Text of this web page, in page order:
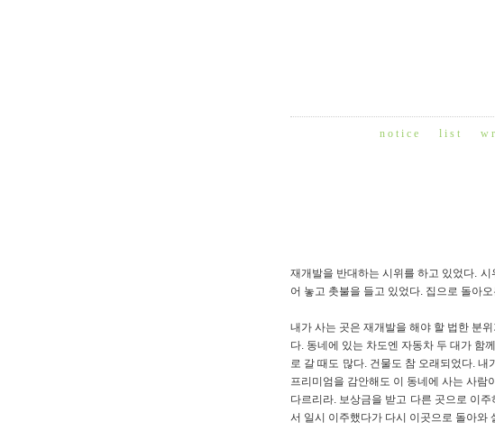
n o t i c e l i s t w
재개발을 반대하는 시위를 하고 있었다.
어 놓고 촛불을 들고 있었다. 집으로 돌아
내가 사는 곳은 재개발을 해야 할 법한 분
다. 동네에 있는 차도엔 자동차 두 대가 함
로 갈 때도 많다. 건물도 참 오래되었다.
프리미엄을 감안해도 이 동네에 사는 사람
다르리라. 보상금을 받고 다른 곳으로 이
서 일시 이주했다가 다시 이곳으로 돌아와